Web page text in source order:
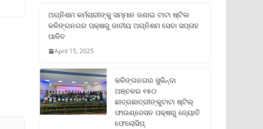
ଅଗ୍ନିଶମ କର୍ମଚାରୀଙ୍କୁ ସମ୍ମାନ ଜଣାଇ ଟାଟା ଷ୍ଟିଲ
କଳିଙ୍ଗନଗର ପକ୍ଷରୁ ଜାତୀୟ ଅଗ୍ନିଶମ ସେବା ସପ୍ତାହ
ପାଳିତ
April 15, 2025
କଳିଙ୍ଗନଗର ସୁକିନ୍ଦା
ଅଞ୍ଚଳର ୧୫୦
ଛାତ୍ରଛାତ୍ରୀଙ୍କୁଟାଟା ଷ୍ଟିଲ୍
ଫାଉଣ୍ଡେସନ ପକ୍ଷରୁ ଜ୍ୟୋତି
ଫେଲୋସିପ୍‌